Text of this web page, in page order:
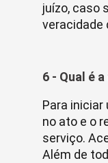
juízo, caso
veracidade
6 - Qual é
Para iniciar
no ato e o
serviço.
Além de